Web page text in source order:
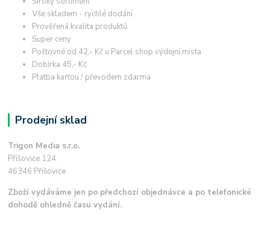
Vše skladem - rychlé dodání
Prověřená kvalita produktů
Super ceny
Poštovné od 42,- Kč u Parcel shop výdejní místa
Dobírka 45,- Kč
Platba kartou / převodem zdarma
Prodejní sklad
Trigon Media s.r.o.
Příšovice 124
46346 Příšovice
Zboží vydáváme jen po předchozí objednávce a po telefonické
dohodě ohledně času vydání.